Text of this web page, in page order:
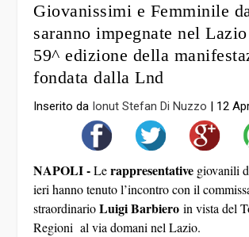
Giovanissimi e Femminile
saranno impegnate nel
59^ edizione della
fondata dalla Lnd
Inserito da Ionut Stefan Di Nuzzo 12
NAPOLI -Lerappresentative giovanili
ieri hanno tenuto l’incontro con il
straordinarioLuigi Barbiero in vista del
Regioni al via domani nel Lazio.